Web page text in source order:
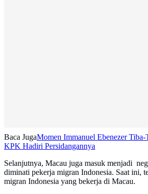
Baca JugaMomen Immanuel Ebenezer
KPK Hadiri Persidangannya
Selanjutnya, Macau juga masuk menjadi
diminati pekerja migran Indonesia. Saat ini,
migran Indonesia yang bekerja di Macau.